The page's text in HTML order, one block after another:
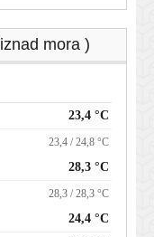
mora )
23,4 °C
23,4 / 24,8 °C
28,3 °C
28,3 / 28,3 °C
24,4 °C